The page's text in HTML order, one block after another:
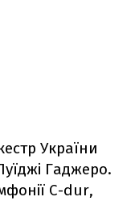
України
Гаджеро.
C-dur,